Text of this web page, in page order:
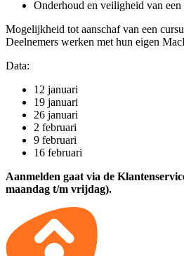
Onderhoud en veiligheid van
Mogelijkheid tot aanschaf van een
Deelnemers werken met hun eigen
Data:
12 januari
19 januari
26 januari
2 februari
9 februari
16 februari
Aanmelden gaat via de
maandag t/m vrijdag).